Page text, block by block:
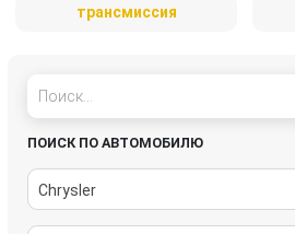
трансмиссия
ПОИСК ПО АВТОМОБИЛЮ
Chrysler